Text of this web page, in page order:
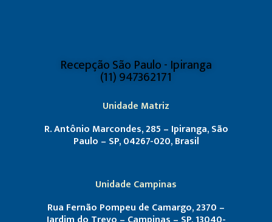
Recepção São Paulo - Ipiranga
(11) 947362171
Unidade Matriz
R. Antônio Marcondes, 285 – Ipiranga, São
Paulo – SP, 04267-020, Brasil
Unidade Campinas
Rua Fernão Pompeu de Camargo, 2370 –